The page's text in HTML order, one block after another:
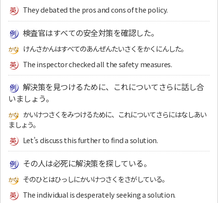
They debated the pros and cons of the policy.
検査官はすべての安全対策を確認した。
けんさかんはすべてのあんぜんたいさくをかくにんした。
The inspector checked all the safety measures.
解決策を見つけるために、これについてさらに話し合
いましょう。
かいけつさくをみつけるために、これについてさらにはなしあい
ましょう。
Let’s discuss this further to find a solution.
その人は必死に解決策を探している。
そのひとはひっしにかいけつさくをさがしている。
The individual is desperately seeking a solution.